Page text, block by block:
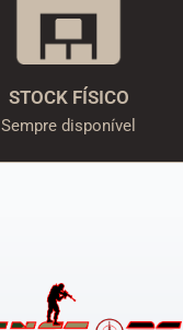
STOCK FÍSICO
Sempre disponível